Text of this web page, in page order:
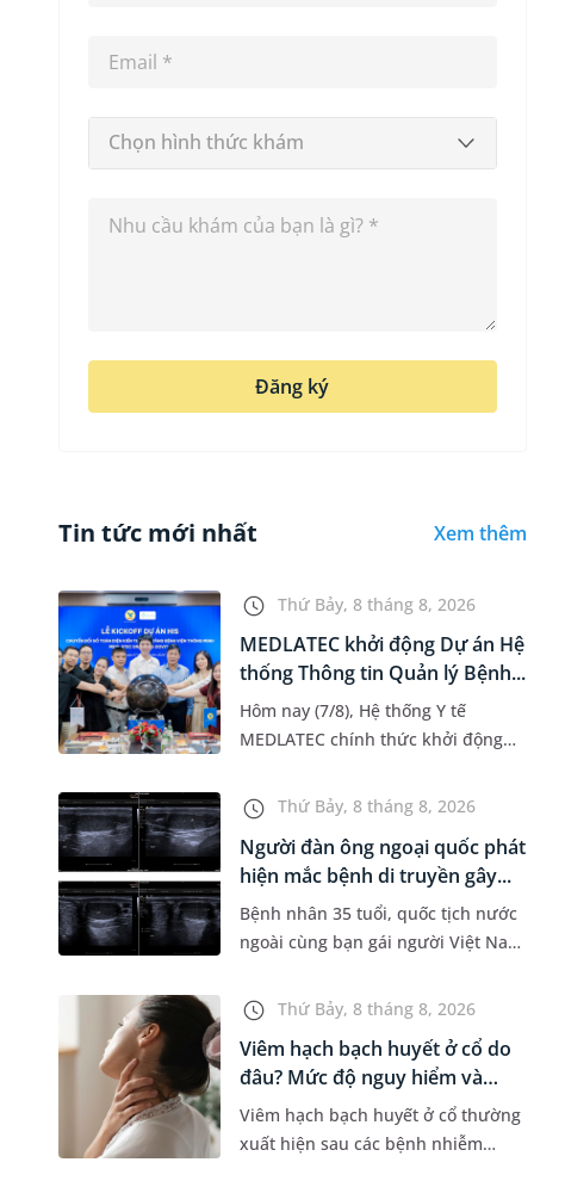
Chọn hình thức khám
Đăng ký
Tin tức mới nhất Xem thêm
Thứ Bảy, 8 tháng 8, 2026
MEDLATEC khởi động Dự án Hệ
thống Thông tin Quản lý Bệnh...
Hôm nay (7/8), Hệ thống Y tế
MEDLATEC chính thức khởi động
Bệnh viện (HIS - Hospital
Information System) giai đoạn mới.
Dự á...
Thứ Bảy, 8 tháng 8, 2026
Người đàn ông ngoại quốc phát
hiện mắc bệnh di truyền gây...
Bệnh nhân 35 tuổi, quốc tịch nước
ngoài cùng bạn gái người Việt Nam
hôn nhân. Qua thăm khám và làm
các xét nghiệm chuyên sâu,...
Thứ Bảy, 8 tháng 8, 2026
Viêm hạch bạch huyết ở cổ do
đâu? Mức độ nguy hiểm và
phư...
Viêm hạch bạch huyết ở cổ thường
xuất hiện sau các bệnh nhiễm